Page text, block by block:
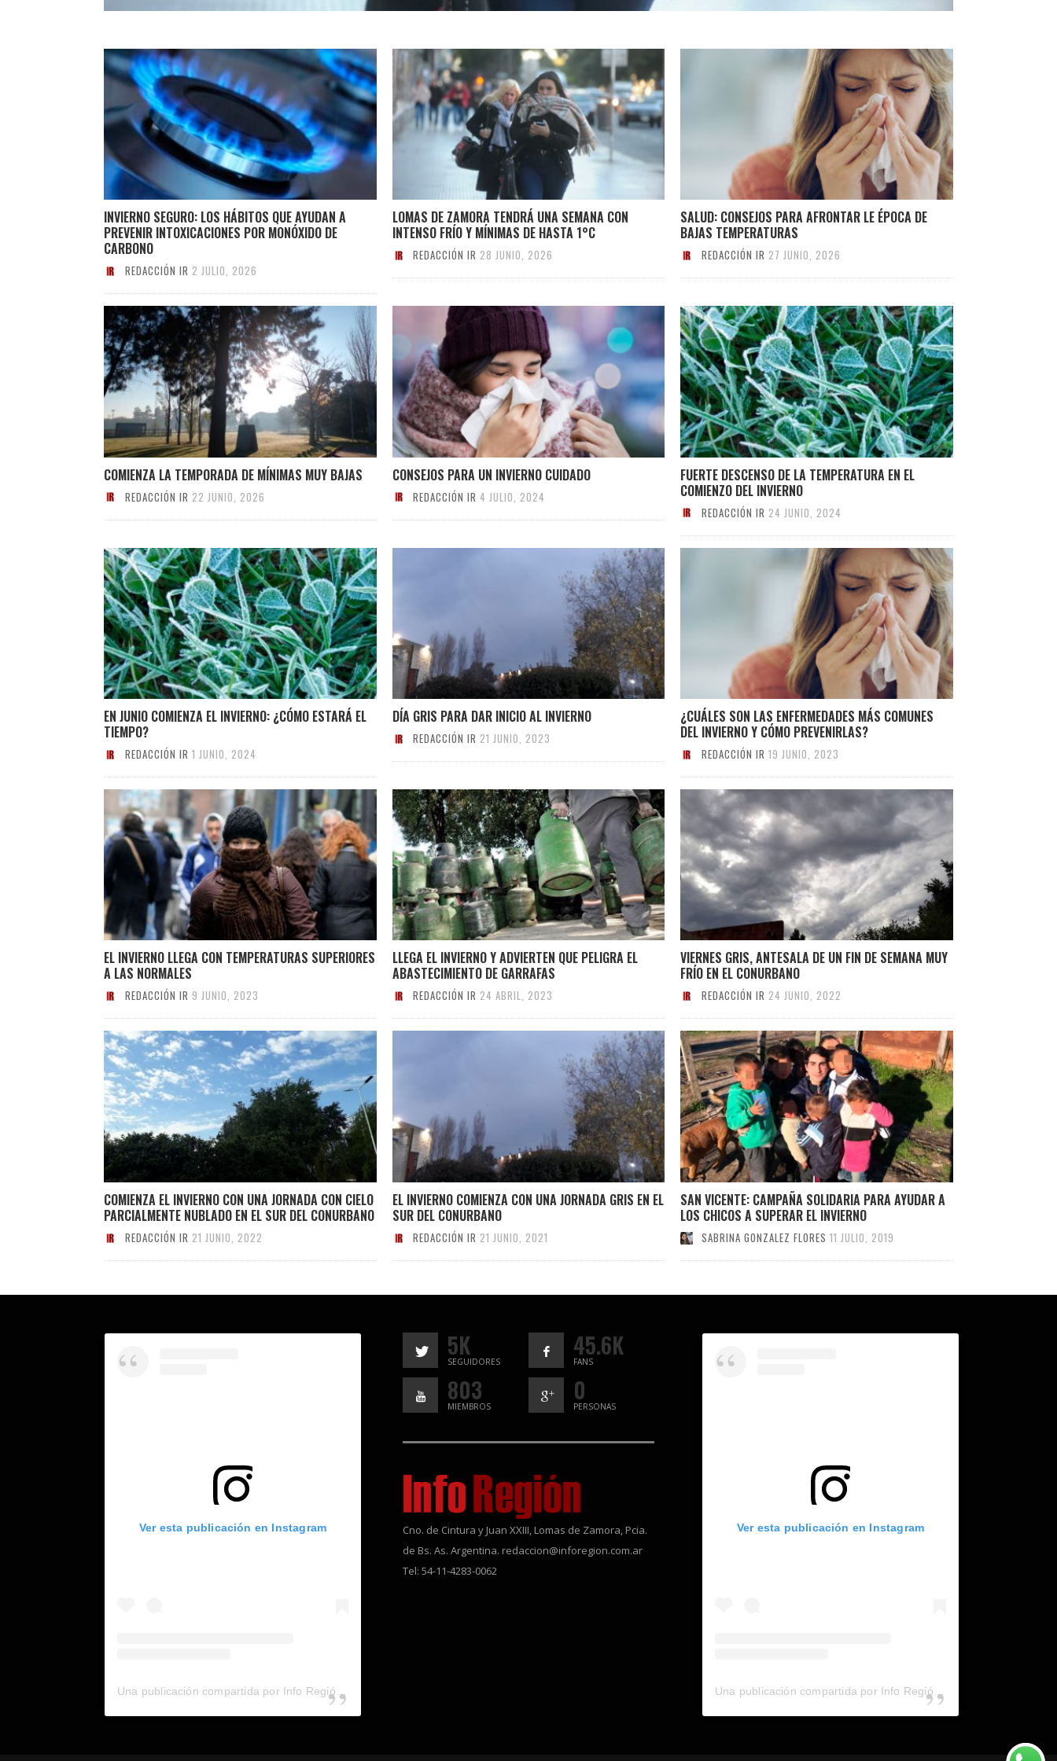
INVIERNO SEGURO: LOS HÁBITOS QUE AYUDAN A
PREVENIR INTOXICACIONES POR MONÓXIDO DE
CARBONO
REDACCIÓN IR 2 JULIO, 2026
LOMAS DE ZAMORA TENDRÁ UNA SEMANA CON
INTENSO FRÍO Y MÍNIMAS DE HASTA 1°C
REDACCIÓN IR 28 JUNIO, 2026
SALUD: CONSEJOS PARA AFRONTAR LE ÉPOCA DE
BAJAS TEMPERATURAS
REDACCIÓN IR 27 JUNIO, 2026
COMIENZA LA TEMPORADA DE MÍNIMAS MUY BAJAS
REDACCIÓN IR 22 JUNIO, 2026
CONSEJOS PARA UN INVIERNO CUIDADO
REDACCIÓN IR 4 JULIO, 2024
FUERTE DESCENSO DE LA TEMPERATURA EN EL
COMIENZO DEL INVIERNO
REDACCIÓN IR 24 JUNIO, 2024
EN JUNIO COMIENZA EL INVIERNO: ¿CÓMO ESTARÁ EL
TIEMPO?
REDACCIÓN IR 1 JUNIO, 2024
DÍA GRIS PARA DAR INICIO AL INVIERNO
REDACCIÓN IR 21 JUNIO, 2023
¿CUÁLES SON LAS ENFERMEDADES MÁS COMUNES
DEL INVIERNO Y CÓMO PREVENIRLAS?
REDACCIÓN IR 19 JUNIO, 2023
EL INVIERNO LLEGA CON TEMPERATURAS SUPERIORES
A LAS NORMALES
REDACCIÓN IR 9 JUNIO, 2023
LLEGA EL INVIERNO Y ADVIERTEN QUE PELIGRA EL
ABASTECIMIENTO DE GARRAFAS
REDACCIÓN IR 24 ABRIL, 2023
VIERNES GRIS, ANTESALA DE UN FIN DE SEMANA MUY
FRÍO EN EL CONURBANO
REDACCIÓN IR 24 JUNIO, 2022
COMIENZA EL INVIERNO CON UNA JORNADA CON CIELO
PARCIALMENTE NUBLADO EN EL SUR DEL CONURBANO
REDACCIÓN IR 21 JUNIO, 2022
EL INVIERNO COMIENZA CON UNA JORNADA GRIS EN EL
SUR DEL CONURBANO
REDACCIÓN IR 21 JUNIO, 2021
SAN VICENTE: CAMPAÑA SOLIDARIA PARA AYUDAR A
LOS CHICOS A SUPERAR EL INVIERNO
SABRINA GONZALEZ FLORES 11 JULIO, 2019
Ver esta publicación en Instagram
5K
SEGUIDORES
45.6K
FANS
803
MIEMBROS
0
PERSONAS
Cno. de Cintura y Juan XXIII, Lomas de Zamora, Pcia.
de Bs. As. Argentina. redaccion@inforegion.com.ar
Tel: 54-11-4283-0062
Ver esta publicación en Instagram